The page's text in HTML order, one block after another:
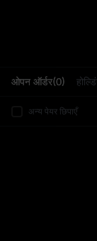
ओपन ऑर्डर(0)
अन्य पेयर छिपाएँ